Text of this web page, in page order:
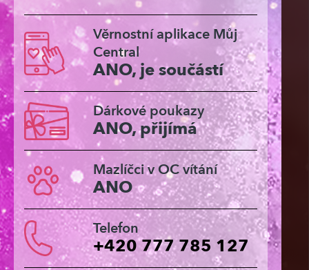
Věrnostní aplikace Můj
Central
ANO, je součástí
Dárkové poukazy
ANO, přijímá
Mazlíčci v OC vítání
ANO
Telefon
+420 777 785 127